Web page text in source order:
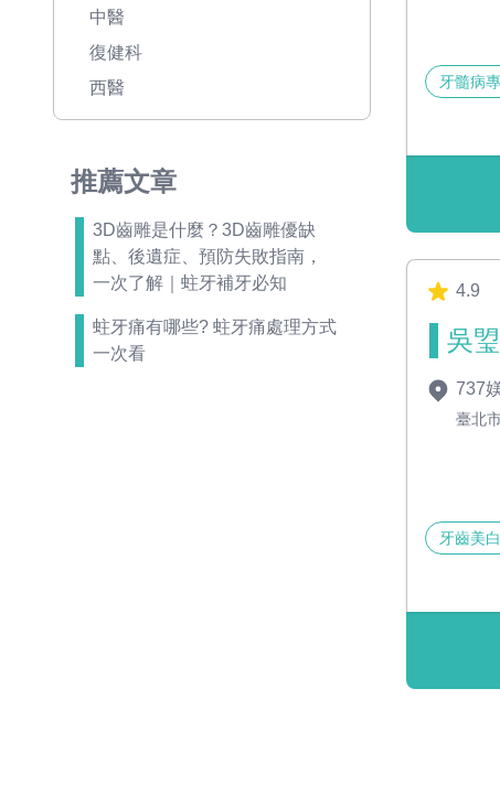
中醫
復健科
西醫
推薦文章
3D齒雕是什麼？3D齒雕優缺
點、後遺症、預防失敗指南，
一次了解｜蛀牙補牙必知
蛀牙痛有哪些? 蛀牙痛處理方式
一次看
牙髓病
4.9
吳
737
臺北
牙齒美白